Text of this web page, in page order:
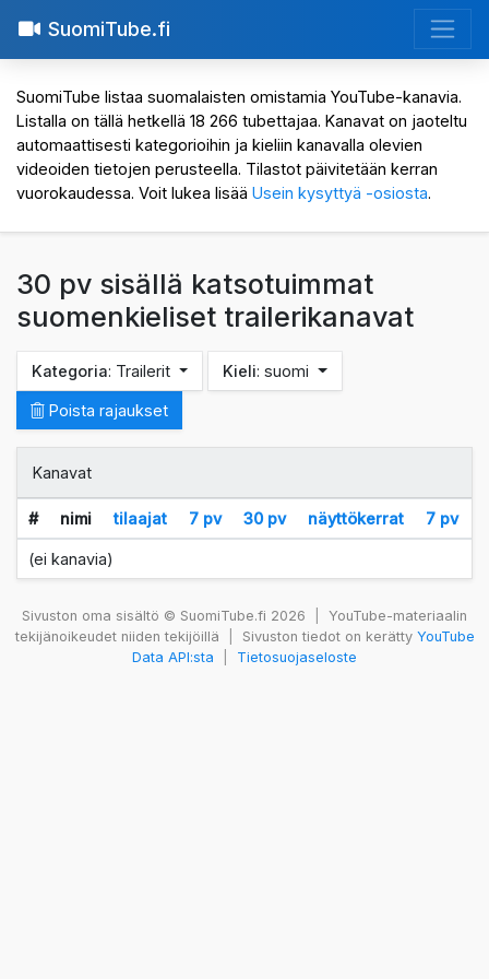
SuomiTube.fi
SuomiTube listaa suomalaisten omistamia YouTube-kanavia.
Listalla on tällä hetkellä 18 266 tubettajaa. Kanavat on jaoteltu
automaattisesti kategorioihin ja kieliin kanavalla olevien
videoiden tietojen perusteella. Tilastot päivitetään kerran
vuorokaudessa. Voit lukea lisää Usein kysyttyä -osiosta.
30 pv sisällä katsotuimmat
suomenkieliset trailerikanavat
Kategoria: Trailerit Kieli: suomi
Poista rajaukset
Kanavat
# nimi tilaajat 7 pv 30 pv näyttökerrat 7 pv
(ei kanavia)
Sivuston oma sisältö © SuomiTube.fi 2026
YouTube-materiaalin
tekijänoikeudet niiden tekijöillä
Sivuston tiedot on kerätty YouTube
Data API:sta
Tietosuojaseloste